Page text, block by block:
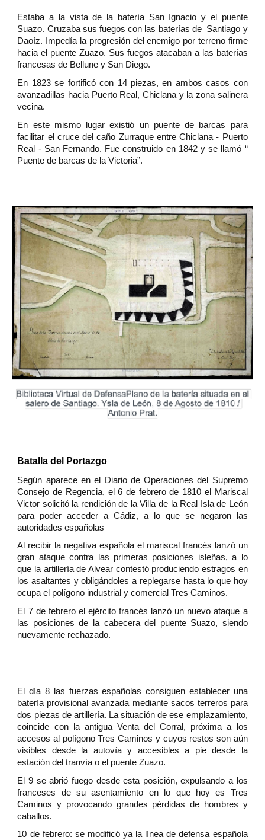
Estaba a la vista de la batería San Ignacio y el puente
Suazo. Cruzaba sus fuegos con las baterías de Santiago y
Daoíz. Impedía la progresión del enemigo por terreno firme
hacia el puente Zuazo. Sus fuegos atacaban a las baterías
francesas de Bellune y San Diego.
En 1823 se fortificó con 14 piezas, en ambos casos con
avanzadillas hacia Puerto Real, Chiclana y la zona salinera
vecina.
En este mismo lugar existió un puente de barcas para
facilitar el cruce del caño Zurraque entre Chiclana - Puerto
Real - San Fernando. Fue construido en 1842 y se llamó “
Puente de barcas de la Victoria”.
Batalla del Portazgo
Según aparece en el Diario de Operaciones del Supremo
Consejo de Regencia, el 6 de febrero de 1810 el Mariscal
Victor solicitó la rendición de la Villa de la Real Isla de León
para poder acceder a Cádiz, a lo que se negaron las
autoridades españolas
Al recibir la negativa española el mariscal francés lanzó un
gran ataque contra las primeras posiciones isleñas, a lo
que la artillería de Alvear contestó produciendo estragos en
los asaltantes y obligándoles a replegarse hasta lo que hoy
ocupa el polígono industrial y comercial Tres Caminos.
El 7 de febrero el ejército francés lanzó un nuevo ataque a
las posiciones de la cabecera del puente Suazo, siendo
nuevamente rechazado.
El día 8 las fuerzas españolas consiguen establecer una
batería provisional avanzada mediante sacos terreros para
dos piezas de artillería. La situación de ese emplazamiento,
coincide con la antigua Venta del Corral, próxima a los
accesos al polígono Tres Caminos y cuyos restos son aún
visibles desde la autovía y accesibles a pie desde la
estación del tranvía o el puente Zuazo.
El 9 se abrió fuego desde esta posición, expulsando a los
franceses de su asentamiento en lo que hoy es Tres
Caminos y provocando grandes pérdidas de hombres y
caballos.
10 de febrero: se modificó ya la línea de defensa española